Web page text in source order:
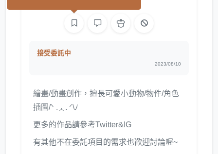
接受委託中
2023/08/10
繪畫/動畫創作，擅長可愛小動物/物件/角色
插圖/ᐠ .ᆺ. ᐟ\ﾉ
更多的作品請參考Twitter&IG
有其他不在委託項目的需求也歡迎討論喔~